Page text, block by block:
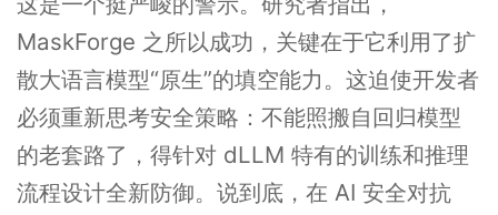
MaskForge 之所以成功，关键在于它利用了扩
散大语言模型“原生”的填空能力。这迫使开发者
必须重新思考安全策略：不能照搬自回归模型
的老套路了，得针对 dLLM 特有的训练和推理
流程设计全新防御。说到底，在 AI 安全对抗